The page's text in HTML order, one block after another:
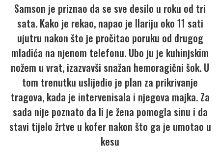
Samson je priznao da se sve desilo u roku od tri
sata. Kako je rekao, napao je Ilariju oko 11 sati
ujutru nakon što je pročitao poruku od drugog
mladića na njenom telefonu. Ubo ju je kuhinjskim
nožem u vrat, izazvavši snažan hemoragični šok. U
tom trenutku uslijedio je plan za prikrivanje
tragova, kada je intervenisala i njegova majka. Za
sada nije poznato da li je žena pomogla sinu i da
stavi tijelo žrtve u kofer nakon što ga je umotao u
kesu